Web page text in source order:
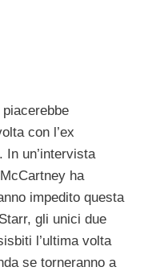
con l’ex
In un’intervista
ha
impedito questa
gli unici due
l’ultima volta
se torneranno a